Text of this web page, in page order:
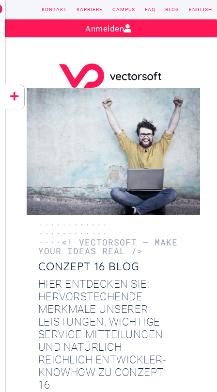
CONZEPT 16
YEET
Kontakt:sales@vectorsoft.de
KONTAKT KARRIERE CAMPUS FAQ BLOG ENGLISH
Anmelden
············
············
····<! VECTORSOFT – MAKE
YOUR IDEAS REAL />
CONZEPT 16 BLOG
HIER ENTDECKEN SIE:
HERVORSTECHENDE
MERKMALE UNSERER
LEISTUNGEN, WICHTIGE
SERVICE-MITTEILUNGEN
UND NATÜRLICH
REICHLICH ENTWICKLER-
KNOWHOW ZU CONZEPT
16